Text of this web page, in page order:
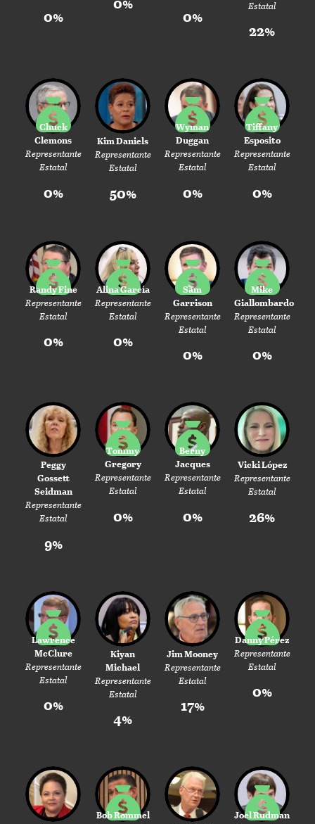
0% 0%
Estatal
22%
Chuck
Clemons
Representante
Estatal
0%
Kim Daniels
Representante
Estatal
50%
Wyman
Duggan
Representante
Estatal
0%
Tiffany
Esposito
Representante
Estatal
0%
Randy Fine
Representante
Estatal
0%
Alina García
Representante
Estatal
0%
Sam
Garrison
Representante
Estatal
0%
Mike
Giallombardo
Representante
Estatal
0%
Peggy
Gossett
Seidman
Representante
Estatal
9%
Tommy
Gregory
Representante
Estatal
0%
Berny
Jacques
Representante
Estatal
0%
Vicki López
Representante
Estatal
26%
Lawrence
McClure
Representante
Estatal
0%
Kiyan
Michael
Representante
Estatal
4%
Jim Mooney
Representante
Estatal
17%
Danny Pérez
Representante
Estatal
0%
Bob Rommel
Joel Rudman